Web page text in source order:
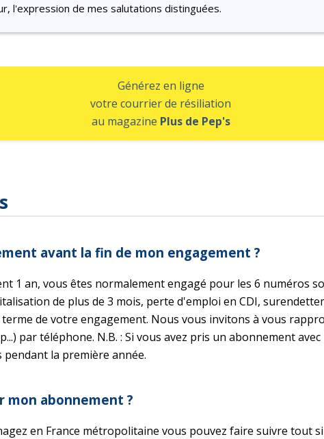
l'expression de mes salutations distinguées.
Générez en ligne
votre courrier de résiliation
au magazine Plus de Pep's
avant la fin de mon engagement ?
1 an, vous êtes normalement engagé pour les 6 numéros
de plus de 3 mois, perte d'emploi en CDI,
de votre engagement. Nous vous invitons à vous
par téléphone. N.B. : Si vous avez pris un abonnement
la première année.
mon abonnement ?
en France métropolitaine vous pouvez faire suivre tout